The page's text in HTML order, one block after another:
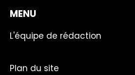
MENU
L'équipe de rédaction
Plan du site